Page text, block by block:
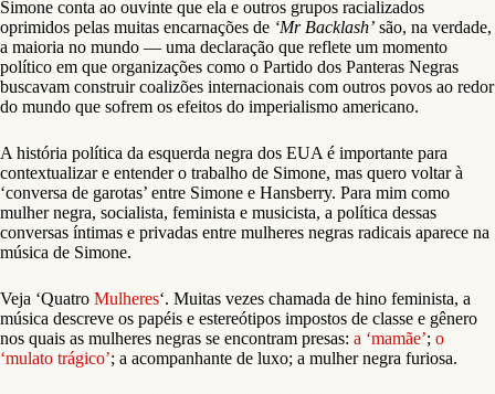
Simone conta ao ouvinte que ela e outros grupos racializados
oprimidos pelas muitas encarnações de ‘Mr Backlash’ são, na verdade,
a maioria no mundo — uma declaração que reflete um momento
político em que organizações como o Partido dos Panteras Negras
buscavam construir coalizões internacionais com outros povos ao redor
do mundo que sofrem os efeitos do imperialismo americano.
A história política da esquerda negra dos EUA é importante para
contextualizar e entender o trabalho de Simone, mas quero voltar à
‘conversa de garotas’ entre Simone e Hansberry. Para mim como
mulher negra, socialista, feminista e musicista, a política dessas
conversas íntimas e privadas entre mulheres negras radicais aparece na
música de Simone.
Veja ‘Quatro Mulheres‘. Muitas vezes chamada de hino feminista, a
música descreve os papéis e estereótipos impostos de classe e gênero
nos quais as mulheres negras se encontram presas: a ‘mamãe’; o
‘mulato trágico’; a acompanhante de luxo; a mulher negra furiosa.